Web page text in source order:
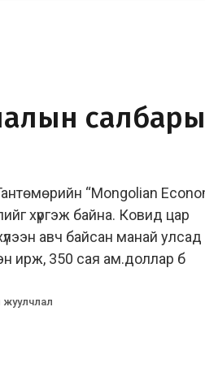
“Mongolian
хүргэж байна. Ковид цар
авч байсан манай улсад
ирж, 350 сая ам.доллар б
жуулчлал